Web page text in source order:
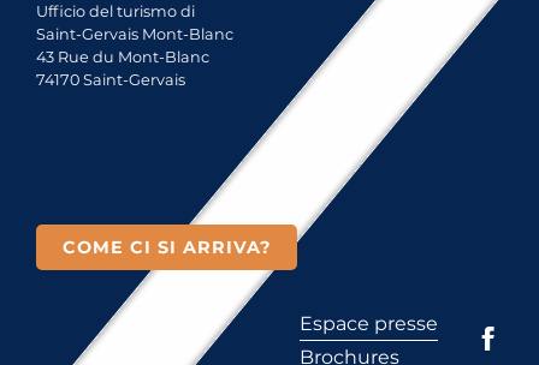
Ufficio del turismo di
Saint-Gervais Mont-Blanc
43 Rue du Mont-Blanc
74170 Saint-Gervais
COME CI SI ARRIVA?
Espace presse
Brochures